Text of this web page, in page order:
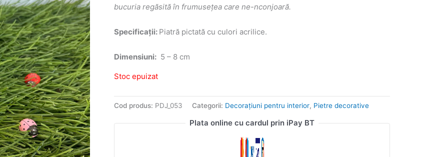
bucuria regăsită în frumusețea care ne-nconjoară.
Specificații: Piatră pictată cu culori acrilice.
Dimensiuni: 5 – 8 cm
Stoc epuizat
Cod produs: PDJ_053 Categorii: Decorațiuni pentru interior, Pietre decorative
Plata online cu cardul prin iPay BT